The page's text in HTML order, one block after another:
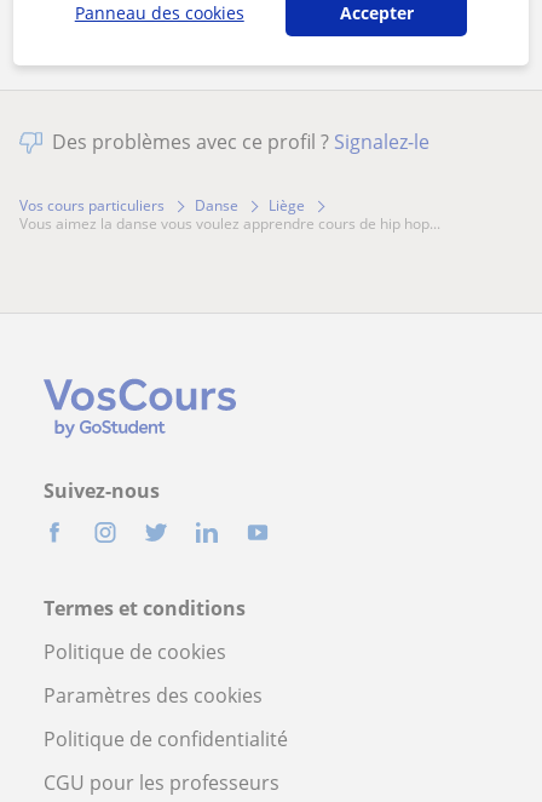
Des problèmes avec ce profil ? Signalez-le
Vos cours particuliers Danse
Liège
vous aimez la danse vous voulez apprendre cours de hip hop...
Suivez-nous
Termes et conditions
Politique de cookies
Paramètres des cookies
Politique de confidentialité
CGU pour les professeurs
Panneau des cookies Accepter